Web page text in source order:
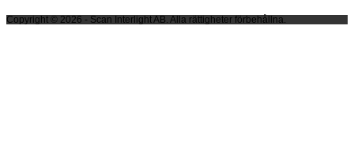
Copyright © 2026 - Scan Interlight AB. Alla rättigheter förbehållna.